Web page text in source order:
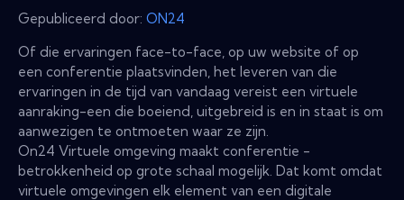
Gepubliceerd door: ON24
Of die ervaringen face-to-face, op uw website of op
een conferentie plaatsvinden, het leveren van die
ervaringen in de tijd van vandaag vereist een virtuele
aanraking-een die boeiend, uitgebreid is en in staat is om
aanwezigen te ontmoeten waar ze zijn.
On24 Virtuele omgeving maakt conferentie -
betrokkenheid op grote schaal mogelijk. Dat komt omdat
virtuele omgevingen elk element van een digitale